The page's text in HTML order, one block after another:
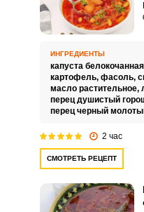
ИНГРЕДИЕНТЫ
капуста
картофель, фасоль,
масло растительное,
перец душистый
перец черный
2 час
СМОТРЕТЬ РЕЦЕПТ